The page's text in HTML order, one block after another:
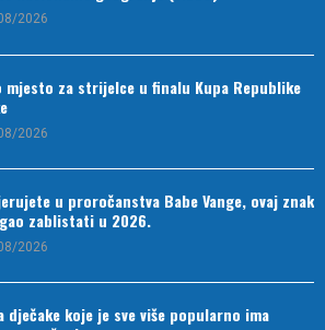
2026
mjesto za strijelce u finalu Kupa Republike
2026
u proročanstva Babe Vange, ovaj znak
zablistati u 2026.
2026
dječake koje je sve više popularno ima